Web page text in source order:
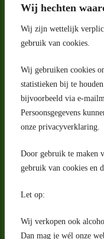
Wij hechten
Wij zijn wettelijk
gebruik van cookies.
Wij gebruiken cookies
statistieken bij te
bijvoorbeeld via e-
Persoonsgegevens
onze privacyverklaring.
Door gebruik te maken
gebruik van cookies en
Let op:
Wij verkopen ook
Dan mag je wél onze
Adres
Riga 4 E
2993 LW Barendrecht
Nederland
Contact
Facebook
Herroepingsrecht